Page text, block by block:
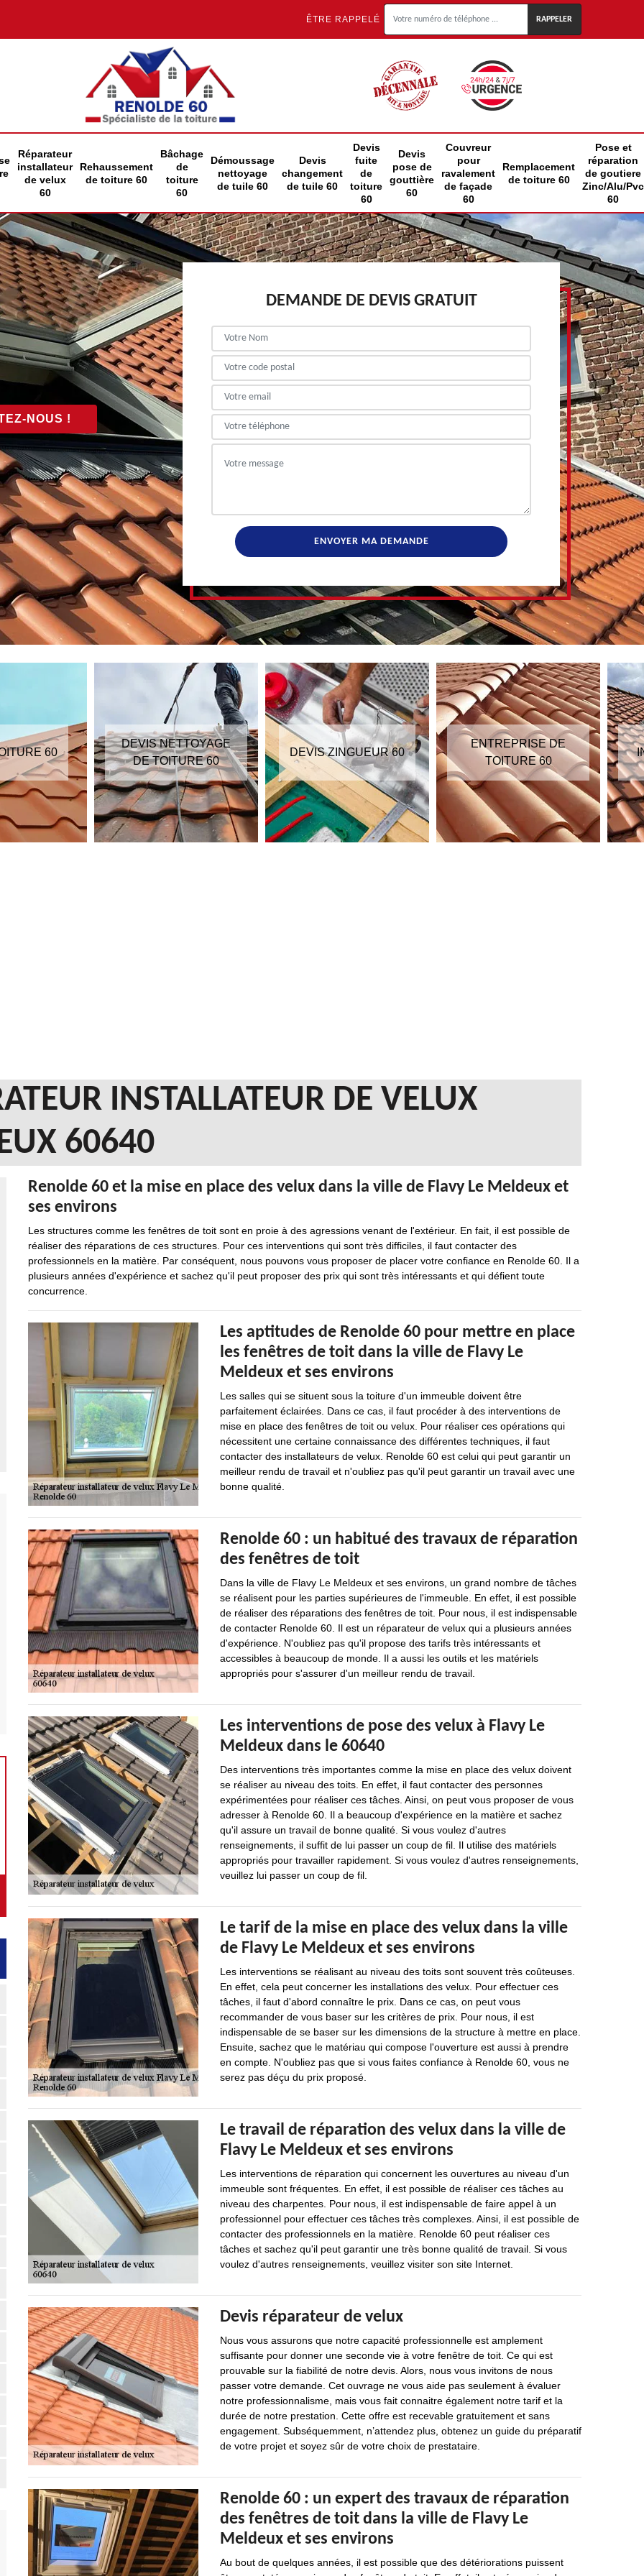
ÊTRE RAPPELÉ
Réparateur
installateur
de velux
60
Rehaussement
de toiture 60
Bâchage
de
toiture
60
Démoussage
nettoyage
de tuile 60
Devis
changement
de tuile 60
Devis
fuite
de
toiture
60
Devis
pose de
gouttière
60
Couvreur
pour
ravalement
de façade
60
Remplacement
de toiture 60
Pose et
réparation
de goutiere
Zinc/Alu/Pvc
60
NOUS !
DEMANDE DE DEVIS GRATUIT
60
DEVIS NETTOYAGE
DE TOITURE 60
DEVIS ZINGUEUR 60
ENTREPRISE DE
TOITURE 60
INSTALLATEUR DE VELUX
60640
Renolde 60 et la mise en place des velux dans la ville de Flavy Le Meldeux et
ses environs
Les structures comme les fenêtres de toit sont en proie à des agressions venant de l'extérieur. En fait, il est possible de
réaliser des réparations de ces structures. Pour ces interventions qui sont très difficiles, il faut contacter des
professionnels en la matière. Par conséquent, nous pouvons vous proposer de placer votre confiance en Renolde 60. Il a
plusieurs années d'expérience et sachez qu'il peut proposer des prix qui sont très intéressants et qui défient toute
concurrence.
Les aptitudes de Renolde 60 pour mettre en place
les fenêtres de toit dans la ville de Flavy Le
Meldeux et ses environs
Les salles qui se situent sous la toiture d'un immeuble doivent être
parfaitement éclairées. Dans ce cas, il faut procéder à des interventions de
mise en place des fenêtres de toit ou velux. Pour réaliser ces opérations qui
nécessitent une certaine connaissance des différentes techniques, il faut
contacter des installateurs de velux. Renolde 60 est celui qui peut garantir un
meilleur rendu de travail et n'oubliez pas qu'il peut garantir un travail avec une
bonne qualité.
Renolde 60 : un habitué des travaux de réparation
des fenêtres de toit
Dans la ville de Flavy Le Meldeux et ses environs, un grand nombre de tâches
se réalisent pour les parties supérieures de l'immeuble. En effet, il est possible
de réaliser des réparations des fenêtres de toit. Pour nous, il est indispensable
de contacter Renolde 60. Il est un réparateur de velux qui a plusieurs années
d'expérience. N'oubliez pas qu'il propose des tarifs très intéressants et
accessibles à beaucoup de monde. Il a aussi les outils et les matériels
appropriés pour s'assurer d'un meilleur rendu de travail.
Les interventions de pose des velux à Flavy Le
Meldeux dans le 60640
Des interventions très importantes comme la mise en place des velux doivent
se réaliser au niveau des toits. En effet, il faut contacter des personnes
expérimentées pour réaliser ces tâches. Ainsi, on peut vous proposer de vous
adresser à Renolde 60. Il a beaucoup d'expérience en la matière et sachez
qu'il assure un travail de bonne qualité. Si vous voulez d'autres
renseignements, il suffit de lui passer un coup de fil. Il utilise des matériels
appropriés pour travailler rapidement. Si vous voulez d'autres renseignements,
veuillez lui passer un coup de fil.
Le tarif de la mise en place des velux dans la ville
de Flavy Le Meldeux et ses environs
Les interventions se réalisant au niveau des toits sont souvent très coûteuses.
En effet, cela peut concerner les installations des velux. Pour effectuer ces
tâches, il faut d'abord connaître le prix. Dans ce cas, on peut vous
recommander de vous baser sur les critères de prix. Pour nous, il est
indispensable de se baser sur les dimensions de la structure à mettre en place.
Ensuite, sachez que le matériau qui compose l'ouverture est aussi à prendre
en compte. N'oubliez pas que si vous faites confiance à Renolde 60, vous ne
serez pas déçu du prix proposé.
Le travail de réparation des velux dans la ville de
Flavy Le Meldeux et ses environs
Les interventions de réparation qui concernent les ouvertures au niveau d'un
immeuble sont fréquentes. En effet, il est possible de réaliser ces tâches au
niveau des charpentes. Pour nous, il est indispensable de faire appel à un
professionnel pour effectuer ces tâches très complexes. Ainsi, il est possible de
contacter des professionnels en la matière. Renolde 60 peut réaliser ces
tâches et sachez qu'il peut garantir une très bonne qualité de travail. Si vous
voulez d'autres renseignements, veuillez visiter son site Internet.
Devis réparateur de velux
Nous vous assurons que notre capacité professionnelle est amplement
suffisante pour donner une seconde vie à votre fenêtre de toit. Ce qui est
prouvable sur la fiabilité de notre devis. Alors, nous vous invitons de nous
passer votre demande. Cet ouvrage ne vous aide pas seulement à évaluer
notre professionnalisme, mais vous fait connaitre également notre tarif et la
durée de notre prestation. Cette offre est recevable gratuitement et sans
engagement. Subséquemment, n’attendez plus, obtenez un guide du préparatif
de votre projet et soyez sûr de votre choix de prestataire.
Renolde 60 : un expert des travaux de réparation
des fenêtres de toit dans la ville de Flavy Le
Meldeux et ses environs
Au bout de quelques années, il est possible que des détériorations puissent